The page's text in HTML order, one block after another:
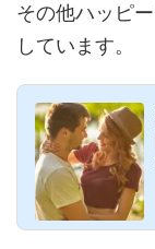
その他ハッピ
しています。